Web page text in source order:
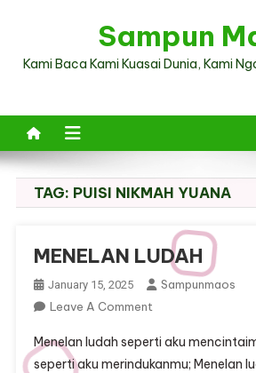
Sampun
Kami Baca Kami Kuasai Dunia, Kami
TAG: PUISI NIKMAH YUANA
MENELAN LUDAH
January 15, 2025
Sampunmaos
Leave A CommentOn
LUDAH
Menelan ludah seperti aku
seperti aku merindukanmu; Menelan